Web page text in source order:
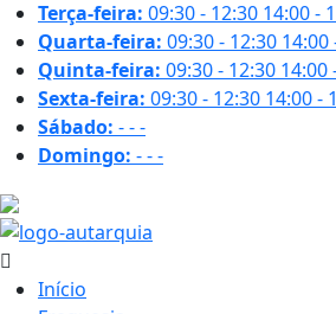
Terça-feira: 09:30 - 12:30 14:00 -
Quarta-feira: 09:30 - 12:30 14:00
Quinta-feira: 09:30 - 12:30 14:00
Sexta-feira: 09:30 - 12:30 14:00 -
Sábado: ---
Domingo: ---
Início